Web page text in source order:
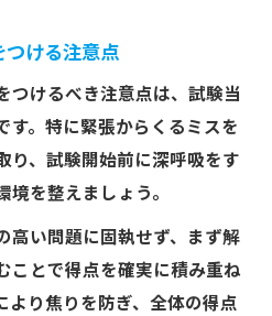
つける注意点
つけるべき注意点は、試験当
す。特に緊張からくるミスを
り、試験開始前に深呼吸をす
を整えましょう。
高い問題に固執せず、まず解
ことで得点を確実に積み重ね
より焦りを防ぎ、全体の得点